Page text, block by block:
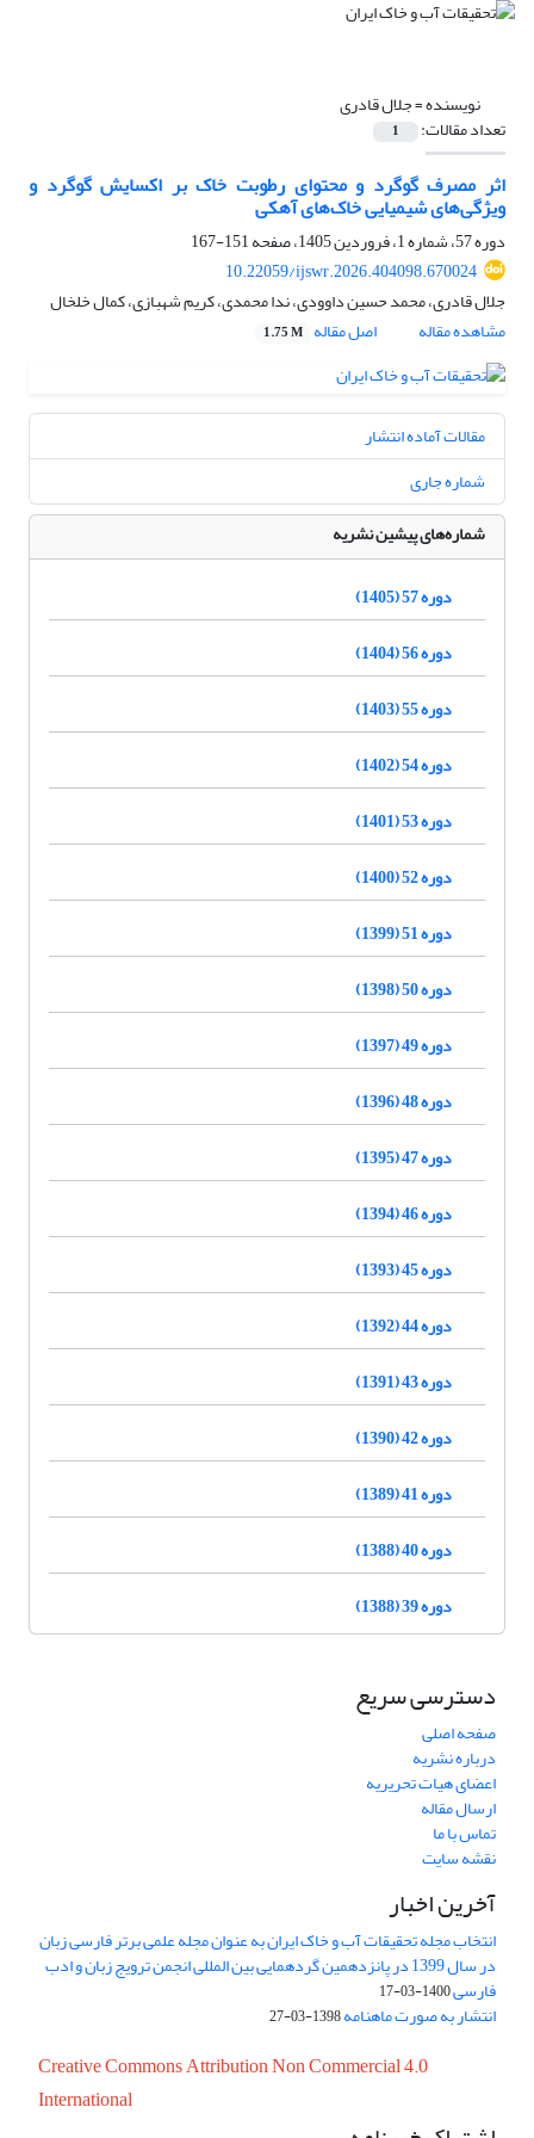
نویسنده =جلال قادری
تعداد مقالات: 1
اثر مصرف گوگرد و محتوای رطوبت خاک بر اکسایش گوگرد و
ویژگی‌های شیمیایی خاک‌های آهکی
دوره 57، شماره 1، فروردین 1405، صفحه
151-167
10.22059/ijswr.2026.404098.670024
جلال قادری، محمد حسین داوودی، ندا محمدی، کریم شهبازی، کمال خلخال
مشاهده مقاله
اصل مقاله 1.75 M
مقالات آماده انتشار
شماره جاری
شماره‌های پیشین نشریه
دوره 57 (1405)
دوره 56 (1404)
دوره 55 (1403)
دوره 54 (1402)
دوره 53 (1401)
دوره 52 (1400)
دوره 51 (1399)
دوره 50 (1398)
دوره 49 (1397)
دوره 48 (1396)
دوره 47 (1395)
دوره 46 (1394)
دوره 45 (1393)
دوره 44 (1392)
دوره 43 (1391)
دوره 42 (1390)
دوره 41 (1389)
دوره 40 (1388)
دوره 39 (1388)
دسترسی سریع
صفحه اصلی
درباره نشریه
اعضای هیات تحریریه
ارسال مقاله
تماس با ما
نقشه سایت
آخرین اخبار
انتخاب مجله تحقیقات آب و خاک ایران به عنوان مجله علمی برتر فارسی زبان
در سال 1399 در پانزدهمین گردهمایی بین المللی انجمن ترویج زبان و ادب
فارسی1400-03-17
انتشار به صورت ماهنامه1398-03-27
Creative Commons Attribution Non Commercial 4.0
International